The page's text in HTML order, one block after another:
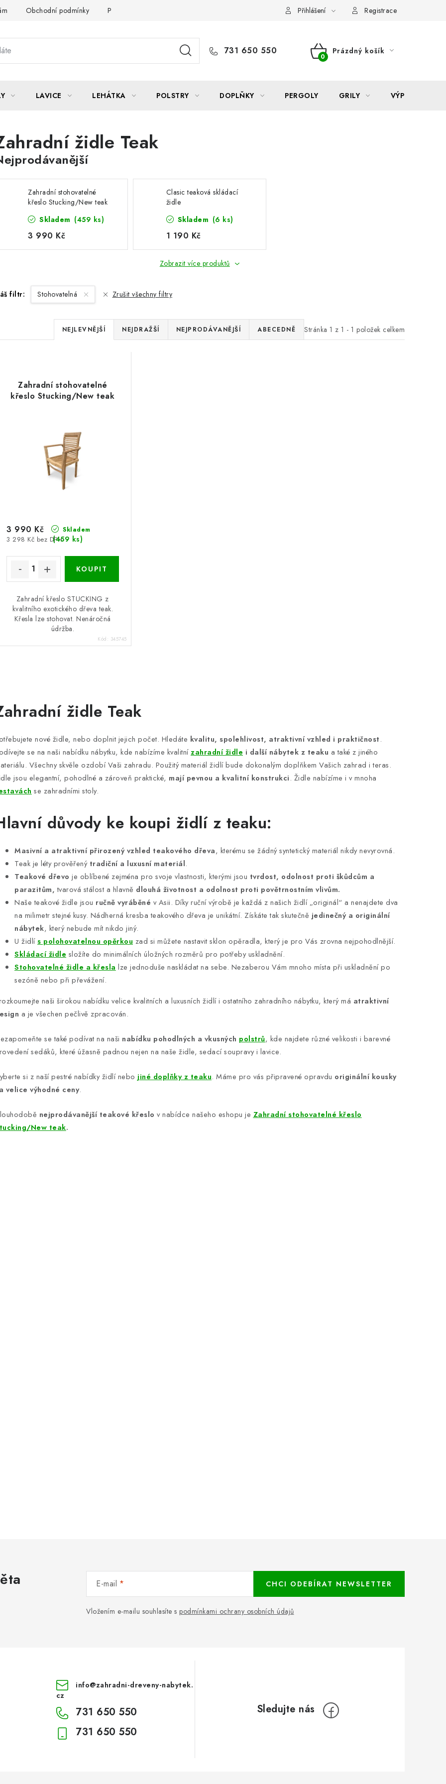
Obchodní podmínky Podmínky ochrany osobních údajů Formulář odstoupení od smlouvy
Přihlášení Registrace
731 650 550
NÁKUPNÍ
Prázdný košík
LAVICE LEHÁTKA POLSTRY DOPLŇKY PERGOLY GRILY VÝPRODEJ
židle Teak
Zahradní stohovatelné
křeslo Stucking/New teak
Skladem (459 ks)
3 990 Kč
Clasic teaková skládací
židle
Skladem (6 ks)
1 190 Kč
Zobrazit více produktů
filtr: Stohovatelná Zrušit všechny filtry
Stránka 1 z 1 - 1 položek celkem
Ř
a
e
n
p
r
o
k
t
NEJLEVNĚJŠÍ NEJDRAŽŠÍ NEJPRODÁVANĚJŠÍ ABECEDNĚ
Zahradní stohovatelné
křeslo Stucking/New teak
Skladem
(459 ks)
3 298 Kč bez DPH
3 990 Kč
Zahradní křeslo STUCKING z
kvalitního exotického dřeva teak.
Křesla lze stohovat. Nenáročná
údržba.
Kód: 345745
židle Teak
nové židle, nebo doplnit jejich počet. Hledáte kvalitu, spolehlivost, atraktivní vzhled i praktičnost.
se na naši nabídku nábytku, kde nabízíme kvalitnízahradní židle i další nábytek z teaku a také z jiného
Všechny skvěle ozdobí Vaši zahradu. Použitý materiál židlí bude dokonalým doplňkem Vašich zahrad i teras.
jsou elegantní, pohodlné a zároveň praktické, mají pevnou a kvalitní konstrukci. Židle nabízíme i v mnoha
se zahradními stoly.
důvody ke koupi židlí z teaku:
Masivní a atraktivní přirozený vzhled teakového dřeva, kterému se žádný syntetický materiál nikdy nevyrovná.
Teak je léty prověřenýtradiční a luxusní materiál.
Teakové dřevo je oblíbené zejména pro svoje vlastnosti, kterými jsou tvrdost, odolnost proti škůdcům a
parazitům, tvarová stálost a hlavně dlouhá životnost a odolnost proti povětrnostním vlivům.
Naše teakové židle jsou ručně vyráběné v Asii. Díky ruční výrobě je každá z našich židlí „originál“ a nenajdete dva
na milimetr stejné kusy. Nádherná kresba teakového dřeva je unikátní. Získáte tak skutečně jedinečný a originální
nábytek, který nebude mít nikdo jiný.
U židlís polohovatelnou opěrkou zad si můžete nastavit sklon opěradla, který je pro Vás zrovna nejpohodlnější.
Skládací židle složíte do minimálních úložných rozměrů pro potřeby uskladnění.
Stohovatelné židle a křesla lze jednoduše naskládat na sebe. Nezaberou Vám mnoho místa při uskladnění po
sezóně nebo při převážení.
naši širokou nabídku velice kvalitních a luxusních židlí i ostatního zahradního nábytku, který má atraktivní
a je všechen pečlivě zpracován.
se také podívat na naši nabídku pohodlných a vkusných polstrů, kde najdete různé velikosti i barevné
sedáků, které úžasně padnou nejen na naše židle, sedací soupravy i lavice.
si z naší pestré nabídky židlí nebo jiné doplňky z teaku. Máme pro vás připravené opravdu originální kousky
velice výhodné ceny.
nejprodávanější teakové křeslo v nabídce našeho eshopu je Zahradní stohovatelné křeslo
New teak.
E-mail
Vložením e-mailu souhlasíte s podmínkami ochrany osobních údajů
CHCI ODEBÍRAT NEWSLETTER
info@zahradni-dreveny-nabytek.
cz
731 650 550
731 650 550